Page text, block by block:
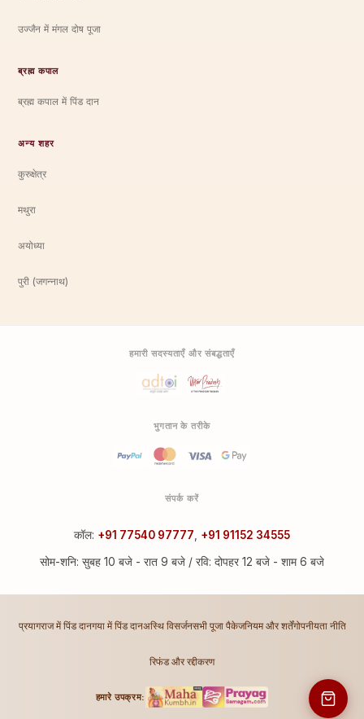
उज्जैन में मंगल दोष पूजा
ब्रह्म कपाल
ब्रह्म कपाल में पिंड दान
अन्य शहर
कुरुक्षेत्र
मथुरा
अयोध्या
पुरी (जगन्नाथ)
हमारी सदस्यताएँ और संबद्धताएँ
भुगतान के तरीके
संपर्क करें
कॉल: +91 77540 97777 +91 91152 34555
सोम-शनि: सुबह 10 बजे - रात 9 बजे / रवि: दोपहर 12 बजे - शाम 6 बजे
प्रयागराज में पिंड दानगया में पिंड दानअस्थि विसर्जनसभी पूजा पैकेजनियम और शर्तेंगोपनीयता नीति
रिफंड और रद्दीकरण
हमारे उपक्रम: